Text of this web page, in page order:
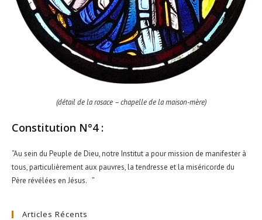
(détail de la rosace – chapelle de la maison-mère)
Constitution N°4 :
“Au sein du Peuple de Dieu, notre Institut a pour mission de manifester à
tous, particulièrement aux pauvres, la tendresse et la miséricorde du
Père révélées en Jésus. ”
Articles Récents